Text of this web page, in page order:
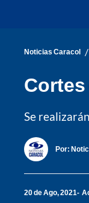
Noticias Caracol /
Cortes
Se
Por:
20 de Ago, 2021